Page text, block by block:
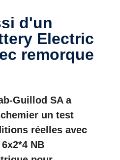
Electric
remorque
Guillod SA a
un test
réelles avec
NB